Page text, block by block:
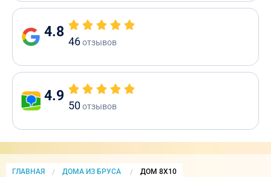
4.8
46отзывов
4.9
50отзывов
ГЛАВНАЯ ДОМА ИЗ БРУСА CURRENT:
ДОМ 8Х10